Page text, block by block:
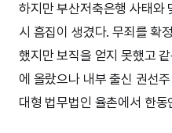
하지만 부산저축은행 사태와
시 흠집이 생겼다. 무죄를 확
했지만 보직을 얻지 못했고
에 올랐으나 내부 출신 권선
대형 법무법인 율촌에서 한